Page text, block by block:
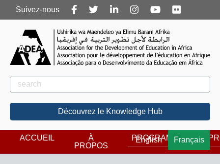
Follow
us
Suivez-nous
Rechercher
Rechercher
Découvrez le Knowledge Hub
English Français
ACCUEIL
À
PROPOS
PROGRAMMES